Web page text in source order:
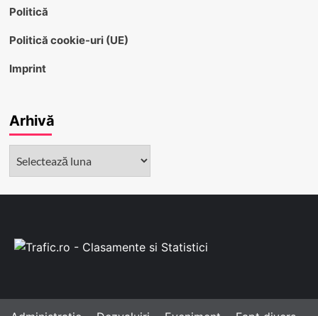
Politică
Politică cookie-uri (UE)
Imprint
Arhivă